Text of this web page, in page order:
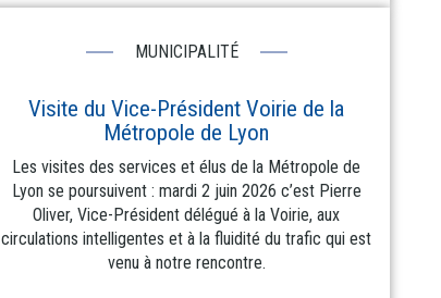
MUNICIPALITÉ
Visite du Vice-Président Voirie de la
Métropole de Lyon
Les visites des services et élus de la Métropole de
Lyon se poursuivent : mardi 2 juin 2026 c’est Pierre
Oliver, Vice-Président délégué à la Voirie, aux
circulations intelligentes et à la fluidité du trafic qui est
venu à notre rencontre.